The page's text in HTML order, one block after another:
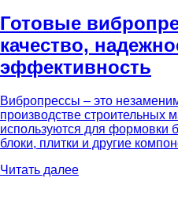
Готовые
качество,
эффективность
Вибропрессы – это
производстве строительных
используются для формовки
блоки, плитки и другие
Читать далее